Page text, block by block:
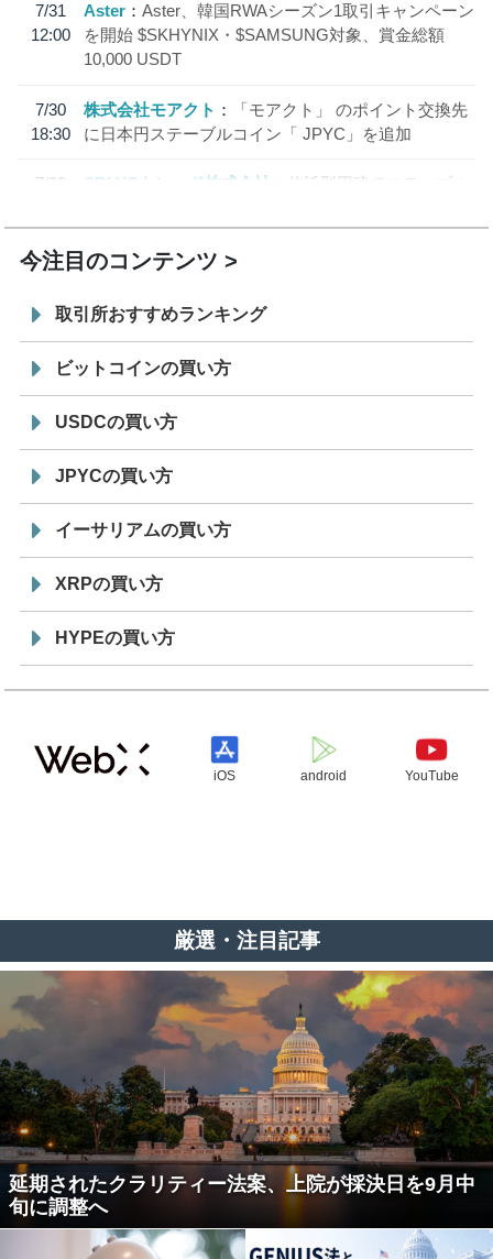
7/31
12:00
Aster
Aster、韓国RWAシーズン1取引キャンペーン
を開始 $SKHYNIX・$SAMSUNG対象、賞金総額
10,000 USDT
7/30
18:30
株式会社モアクト
「モアクト」 のポイント交換先
に日本円ステーブルコイン「 JPYC」を追加
7/29
SBI VCトレード株式会社
信託型円建てステーブル
今注目のコンテンツ
取引所おすすめランキング
ビットコインの買い方
USDCの買い方
JPYCの買い方
イーサリアムの買い方
XRPの買い方
HYPEの買い方
iOS android YouTube
厳選・注目記事
延期されたクラリティー法案、上院が採決日を9月中
旬に調整へ